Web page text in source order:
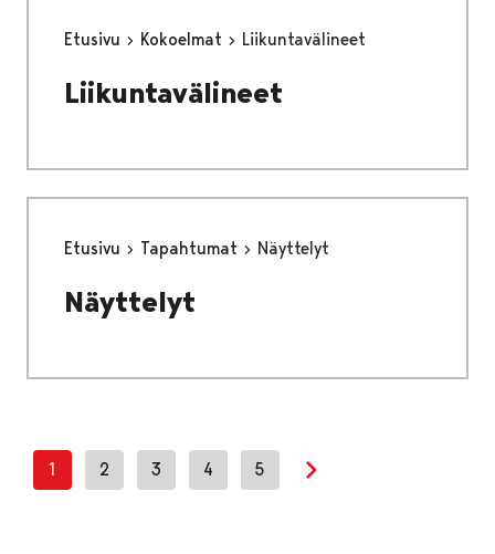
Etusivu Kokoelmat Liikuntavälineet
Liikuntavälineet
Etusivu Tapahtumat Näyttelyt
Näyttelyt
1 2 3 4 5